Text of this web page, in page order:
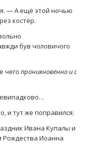
— А ещё этой ночью
костёр.
був чоловичого
чего проникновенно и с
и тут же поправился:
Ивана Купалы и
Рождества Иоанна